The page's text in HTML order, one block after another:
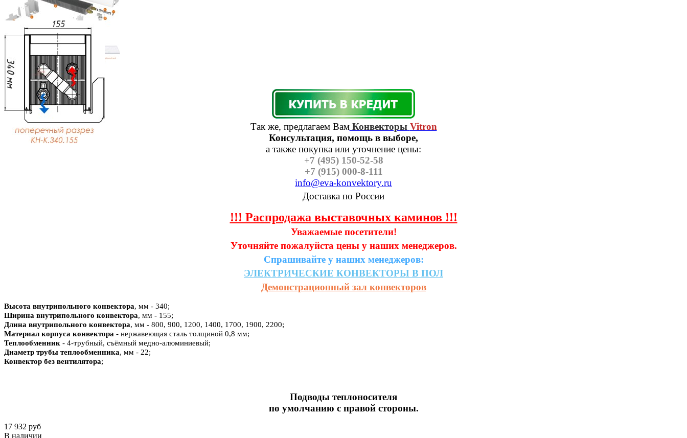
Так же, предлагаем ВамКонвекторы Vitron
Консультация, помощь в выборе,
а также покупка или уточнение цены:
+7 (495) 150-52-58
+7 (915) 000-8-111
info@eva-konvektory.ru
Доставка по России
!!! Распродажа выставочных каминов !!!
Уважаемые посетители!
Уточняйте пожалуйста цены у наших менеджеров.
Спрашивайте у наших менеджеров:
ЭЛЕКТРИЧЕСКИЕ КОНВЕКТОРЫ В ПОЛ
Демонстрационный зал конвекторов
Высота внутрипольного конвектора, мм - 340;
Ширина внутрипольного конвектора, мм - 155;
Длина внутрипольного конвектора, мм - 800, 900, 1200, 1400, 1700, 1900, 2200;
Материал корпуса конвектора - нержавеющая сталь толщиной 0,8 мм;
Теплообменник - 4-трубный, съёмный медно-алюминиевый;
Диаметр трубы теплообменника, мм - 22;
Конвектор без вентилятора;
Подводы теплоносителя
по умолчанию с правой стороны.
17 932 руб
В наличии